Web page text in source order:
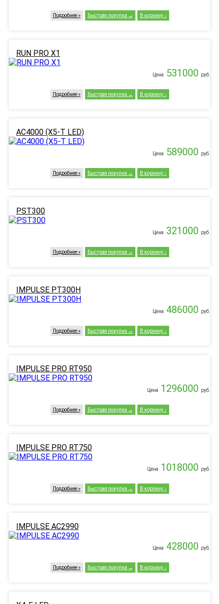
Подробнее Быстрая покупка В корзину
RUN PRO X1
Цена 531000 руб.
Подробнее Быстрая покупка В корзину
AC4000 (X5-T LED)
Цена 589000 руб.
Подробнее Быстрая покупка В корзину
PST300
Цена 321000 руб.
Подробнее Быстрая покупка В корзину
IMPULSE PT300H
Цена 486000 руб.
Подробнее Быстрая покупка В корзину
IMPULSE PRO RT950
Цена 1296000 руб.
Подробнее Быстрая покупка В корзину
IMPULSE PRO RT750
Цена 1018000 руб.
Подробнее Быстрая покупка В корзину
IMPULSE AC2990
Цена 428000 руб.
Подробнее Быстрая покупка В корзину